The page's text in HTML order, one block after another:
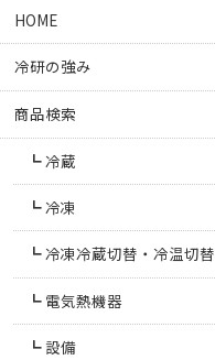
HOME
冷研の強み
商品検索
冷蔵
冷凍
冷凍冷蔵切替・冷温切替
電気熱機器
設備